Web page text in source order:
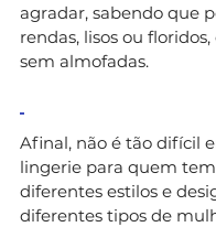
agradar, sabendo que
rendas, lisos ou
sem almofadas.
Afinal, não é tão difícil
lingerie para quem
diferentes estilos e
diferentes tipos de